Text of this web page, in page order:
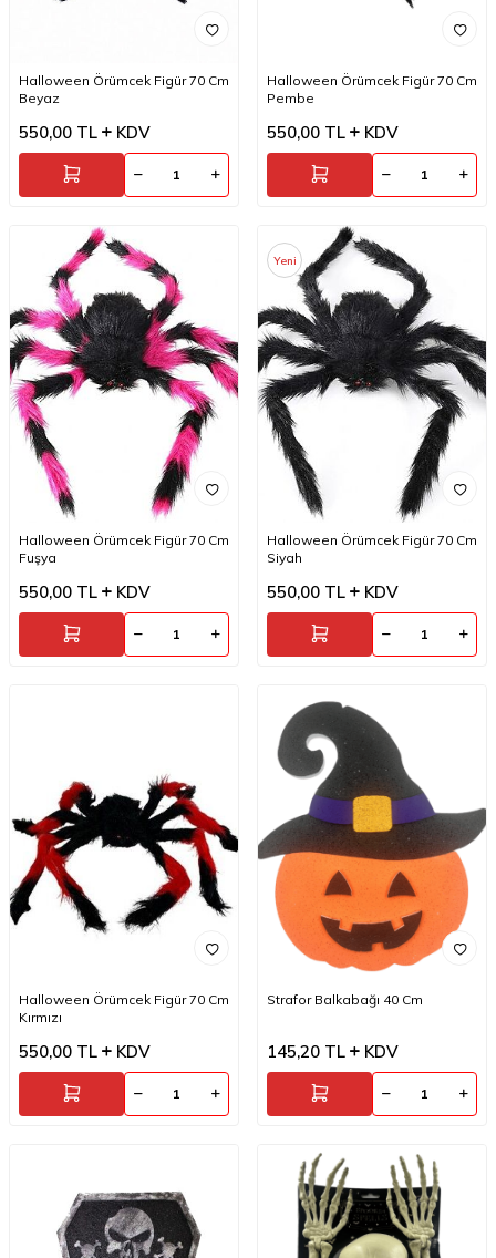
Halloween Örümcek Figür 70 Cm
Beyaz
550,00 TL KDV
Halloween Örümcek Figür 70 Cm
Pembe
550,00 TL KDV
Halloween Örümcek Figür 70 Cm
Fuşya
550,00 TL KDV
Yeni
Halloween Örümcek Figür 70 Cm
Siyah
550,00 TL KDV
Halloween Örümcek Figür 70 Cm
Kırmızı
550,00 TL KDV
Strafor Balkabağı 40 Cm
145,20 TL KDV